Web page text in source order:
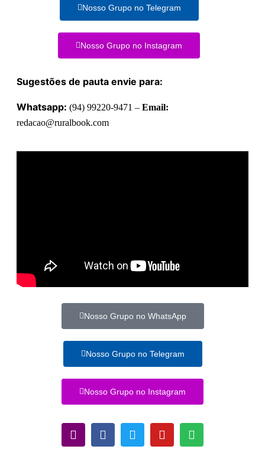
Nosso Grupo no Telegram
Nosso Grupo no Instagram
Sugestões de pauta envie para:
Whatsapp: (94) 99220-9471 – Email:
redacao@ruralbook.com
Nosso Grupo no WhatsApp
Nosso Grupo no Telegram
Nosso Grupo no Instagram